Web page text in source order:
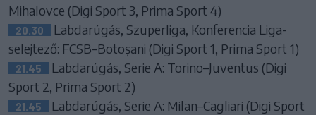
Mihalovce (Digi Sport 3, Prima Sport 4)
20.30
Labdarúgás, Szuperliga, Konferencia Liga-
selejtező: FCSB–Botoșani (Digi Sport 1, Prima Sport 1)
21.45
Labdarúgás, Serie A: Torino–Juventus (Digi
Sport 2, Prima Sport 2)
21.45
Labdarúgás, Serie A: Milan–Cagliari (Digi Sport